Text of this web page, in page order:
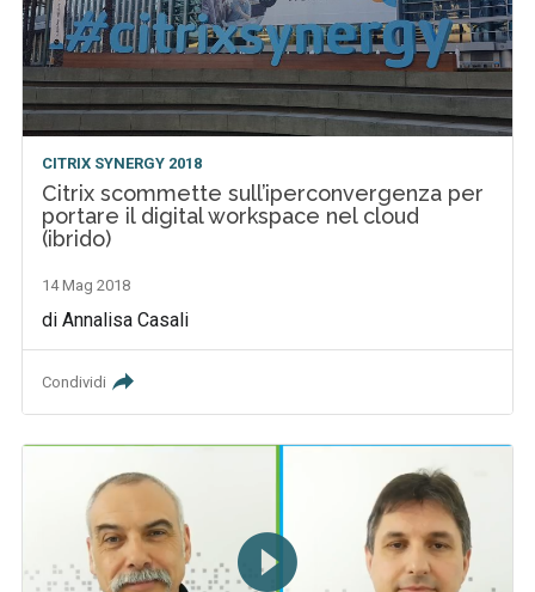
CITRIX SYNERGY 2018
Citrix scommette sull’iperconvergenza per
portare il digital workspace nel cloud
(ibrido)
14 Mag 2018
di Annalisa Casali
Condividi